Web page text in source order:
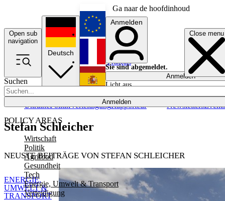
Ga naar de hoofdinhoud
Open sub
navigation
Close menu
Suchen
Anmelden
POLICY AREAS
Wirtschaft
Politik
Agrifood
Gesundheit
Tech
Energie, Umwelt & Transport
Verteidigung
UkrainePolitikVerteidigungRapporteur NewslettersEvents
Deutsch
English
Français
Anmelden
Sie sind abgemeldet.
Anmelden
Licht aus
Stefan Schleicher
NEUSTE BEITRÄGE VON STEFAN SCHLEICHER
ENERGIE,
UMWELT &
TRANSPORT